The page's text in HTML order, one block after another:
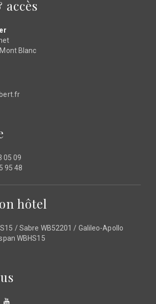
Blanc
05 09
95 48
hôtel
/ Sabre WB52201 / Galileo-Apollo
WBHS15